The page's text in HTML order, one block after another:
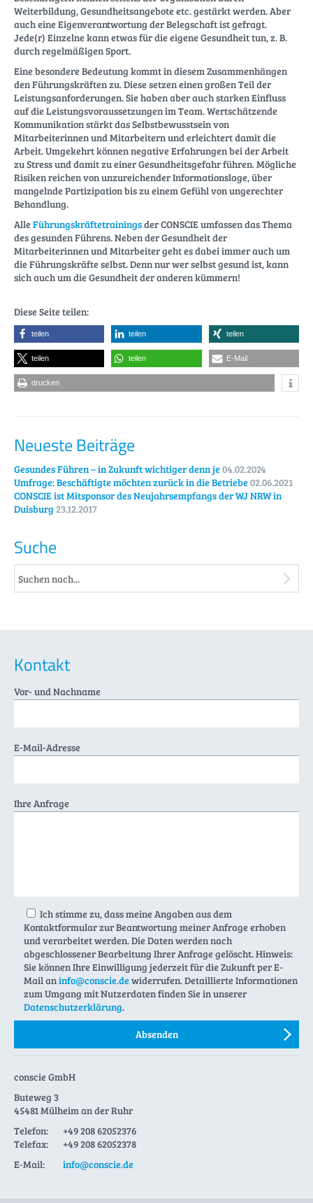
Weiterbildung, Gesundheitsangebote etc. gestärkt werden. Aber
auch eine Eigenverantwortung der Belegschaft ist gefragt.
Jede(r) Einzelne kann etwas für die eigene Gesundheit tun, z. B.
durch regelmäßigen Sport.
Eine besondere Bedeutung kommt in diesem Zusammenhängen
den Führungskräften zu. Diese setzen einen großen Teil der
Leistungsanforderungen. Sie haben aber auch starken Einfluss
auf die Leistungsvoraussetzungen im Team. Wertschätzende
Kommunikation stärkt das Selbstbewusstsein von
Mitarbeiterinnen und Mitarbeitern und erleichtert damit die
Arbeit. Umgekehrt können negative Erfahrungen bei der Arbeit
zu Stress und damit zu einer Gesundheitsgefahr führen. Mögliche
Risiken reichen von unzureichender Informationslage, über
mangelnde Partizipation bis zu einem Gefühl von ungerechter
Behandlung.
AlleFührungskräftetrainingsder CONSCIE umfassen das Thema
des gesunden Führens. Neben der Gesundheit der
Mitarbeiterinnen und Mitarbeiter geht es dabei immer auch um
die Führungskräfte selbst. Denn nur wer selbst gesund ist, kann
sich auch um die Gesundheit der anderen kümmern!
Diese Seite teilen:
teilen teilen teilen
teilen teilen E-Mail
drucken
Neueste Beiträge
Gesundes Führen – in Zukunft wichtiger denn je04.02.2024
Umfrage: Beschäftigte möchten zurück in die Betriebe02.06.2021
CONSCIE ist Mitsponsor des Neujahrsempfangs der WJ NRW in
Duisburg 23.12.2017
Suche
Kontakt
Vor- und Nachname
E-Mail-Adresse
Ihre Anfrage
Ich stimme zu, dass meine Angaben aus dem
Kontaktformular zur Beantwortung meiner Anfrage erhoben
und verarbeitet werden. Die Daten werden nach
abgeschlossener Bearbeitung Ihrer Anfrage gelöscht. Hinweis:
Sie können Ihre Einwilligung jederzeit für die Zukunft per E-
Mail aninfo@conscie.dewiderrufen. Detaillierte Informationen
zum Umgang mit Nutzerdaten finden Sie in unserer
Datenschutzerklärung.
conscie GmbH
Buteweg 3
45481 Mülheim an der Ruhr
Telefon:
+49 208 62052376
Telefax:
+49 208 62052378
E-Mail:
info@conscie.de